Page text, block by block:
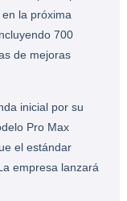
la próxima
700
de mejoras
inicial por su
Pro Max
el estándar
empresa lanzará